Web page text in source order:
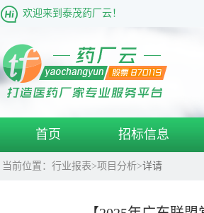
欢迎来到泰茂药厂云！
首页 招标信息
当前位置： 行业报表>项目分析>详请